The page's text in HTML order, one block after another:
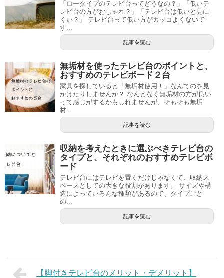
「ロータイプのテレビ台ってどうなの？」「低いテ
レビ台の方がおしゃれ？」「テレビ台は低いと見に
くい？」 テレビ台って低い方がカッコよくないで
す...
記事を読む
無垢材を使ったテレビ台のポイントと、
おすすめのテレビボード２台
家具を探していると「無垢材使用！」なんてのを見
かけたりしませんか？ なんとなく無垢材の方が良い
って感じがするかもしれませんが、そもそも無垢
材...
記事を読む
収納を考えたときに選ぶべきテレビ台の
タイプと、それぞれのおすすめテレビボ
ード
テレビ台にはテレビを置くだけじゃなくて、収納ス
ペースとしての大きな役割があります。 サイズや構
造によっていろんな種類があるので、タイプごと
の...
記事を読む
【脚付きテレビ台のメリット・デメリット】